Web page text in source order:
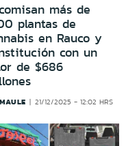
más de
plantas de
en Rauco y
con un
de $686
21/12/2025 - 12:02 HRS